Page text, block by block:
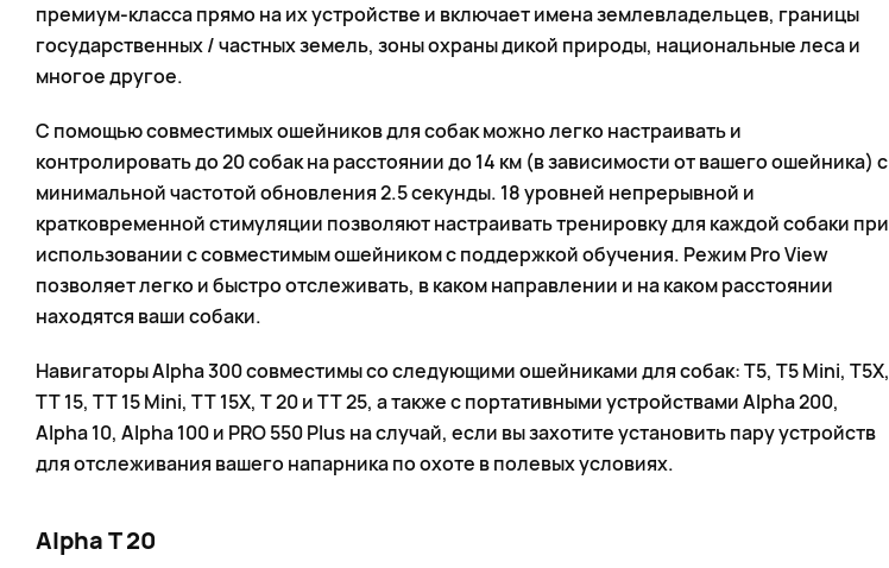
премиум-класса прямо на их устройстве и включает имена землевладельцев, границы
государственных / частных земель, зоны охраны дикой природы, национальные леса и
многое другое.
С помощью совместимых ошейников для собак можно легко настраивать и
контролировать до 20 собак на расстоянии до 14 км (в зависимости от вашего ошейника) с
минимальной частотой обновления 2.5 секунды. 18 уровней непрерывной и
кратковременной стимуляции позволяют настраивать тренировку для каждой собаки при
использовании с совместимым ошейником с поддержкой обучения. Режим Pro View
позволяет легко и быстро отслеживать, в каком направлении и на каком расстоянии
находятся ваши собаки.
Навигаторы Alpha 300 совместимы со следующими ошейниками для собак: T5, T5 Mini, T5X,
TT 15, TT 15 Mini, TT 15X, T 20 и TT 25, а также с портативными устройствами Alpha 200,
Alpha 10, Alpha 100 и PRO 550 Plus на случай, если вы захотите установить пару устройств
для отслеживания вашего напарника по охоте в полевых условиях.
Alpha T 20